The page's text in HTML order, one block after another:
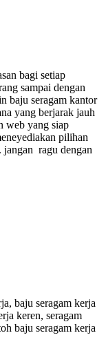
bagi setiap
sampai dengan
baju seragam kantor
yang berjarak jauh
web yang siap
pilihan
jangan ragu dengan
baju seragam kerja
keren, seragam
baju seragam kerja